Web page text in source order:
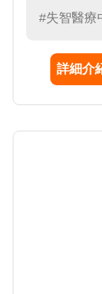
醫學會委員
#失智醫療
詳細介